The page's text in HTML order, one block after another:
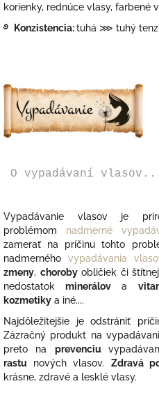
korienky, rednúce vlasy, farbené
࿔ Konzistencia:tuhá ⋙ tuhý
O vypadávaní
Vypadávanie vlasov je
problémom
nadmerné
zamerať na príčinu tohto
nadmerného vypadávania
zmeny, choroby obličiek či
nedostatok
minerálov a
kozmetiky a iné....
Najdôležitejšie je odstrániť
Zázračný produkt na
preto na prevenciu
rastu
nových vlasov. Zdravá
krásne, zdravé a lesklé vlasy.